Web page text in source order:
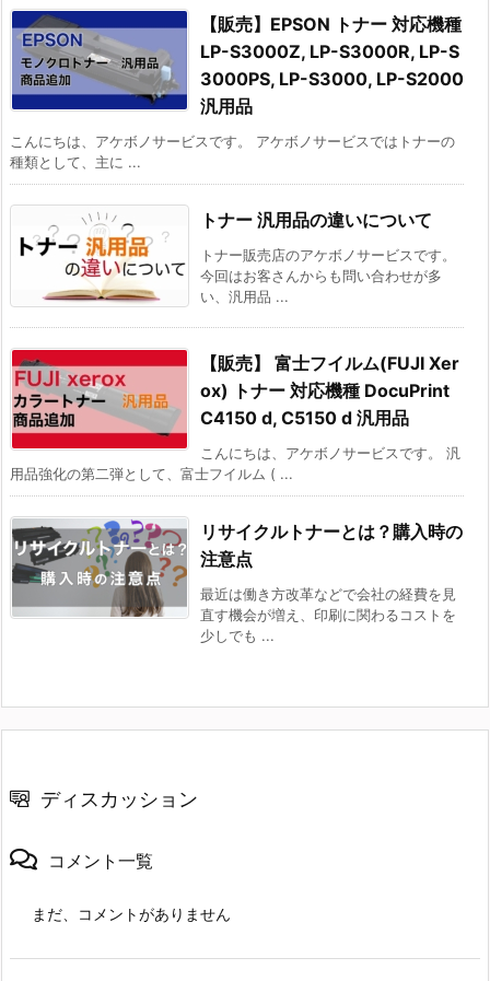
【販売】EPSON トナー 対応機種
LP-S3000Z, LP-S3000R, LP-S
3000PS, LP-S3000, LP-S2000
汎用品
こんにちは、アケボノサービスです。 アケボノサービスではトナーの
種類として、主に ...
トナー 汎用品の違いについて
トナー販売店のアケボノサービスです。
今回はお客さんからも問い合わせが多
い、汎用品 ...
【販売】 富士フイルム(FUJI Xer
ox) トナー 対応機種 DocuPrint
C4150 d, C5150 d 汎用品
こんにちは、アケボノサービスです。 汎
用品強化の第二弾として、富士フイルム ( ...
リサイクルトナーとは？購入時の
注意点
最近は働き方改革などで会社の経費を見
直す機会が増え、印刷に関わるコストを
少しでも ...
ディスカッション
コメント一覧
まだ、コメントがありません